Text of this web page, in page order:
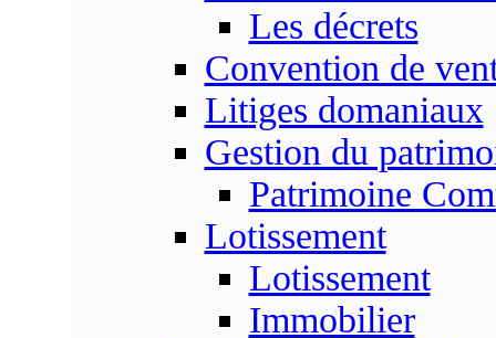
Les décrets
Convention de
Litiges domaniaux
Gestion du
Patrimoine
Lotissement
Lotissement
Immobilier